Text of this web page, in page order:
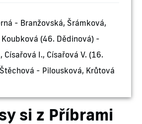
- Branžovská, Šrámková,
(46. Dědinová) -
Císařová I., Císařová V. (16.
- Pilousková, Krůtová
si z Příbrami